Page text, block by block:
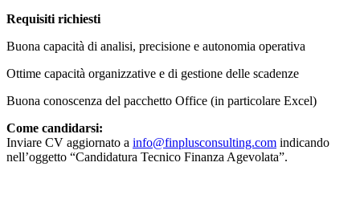
Requisiti richiesti
Buona capacità di analisi, precisione e autonomia operativa
Ottime capacità organizzative e di gestione delle scadenze
Buona conoscenza del pacchetto Office (in particolare Excel)
Come candidarsi:
Inviare CV aggiornato a info@finplusconsulting.com indicando
nell’oggetto “Candidatura Tecnico Finanza Agevolata”.